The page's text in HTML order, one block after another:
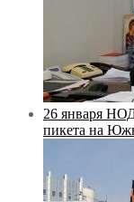
26 января
пикета на